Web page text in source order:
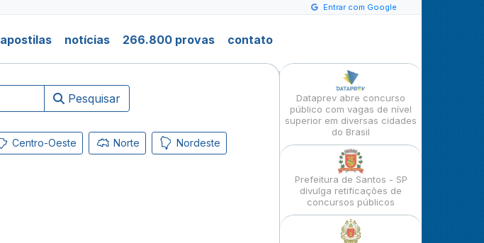
Entrar com Google
apostilas notícias 266.800 provas contato
Pesquisar
Centro-Oeste Norte Nordeste
Dataprev abre concurso
público com vagas de nível
superior em diversas cidades
do Brasil
Prefeitura de Santos - SP
divulga retificações de
concursos públicos